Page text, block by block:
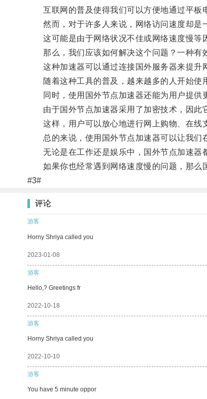
互联网的普及使得我们可以方便地通过平板
然而，对于许多人来说，网络访问速度却是
这可能是由于网络状况不佳或网络速度慢等
那么，我们应该如何解决这个问题？一种有
这种加速器可以通过连接国外服务器来提升
随着这种工具的普及，越来越多的人开始使
同时，使用国外节点加速器还能为用户提供
由于国外节点加速器采用了加密技术，因此
这样，用户可以放心地进行网上购物、在线
总的来说，使用国外节点加速器可以让我们
无论是在工作还是娱乐中，国外节点加速器
如果你也经常遇到网络速度慢的问题，那么
#3#
评论
游客
Horny Shriya called you
2023-01-08
游客
Hello,? Greetings fr
2022-10-18
游客
Horny Shriya called you
2022-10-10
游客
You have 5 minute oppor